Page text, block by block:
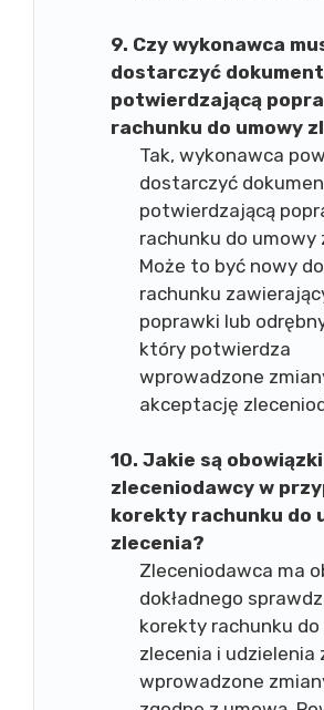
9. Czy wykonawca
dostarczyć
potwierdzającą
rachunku do umowy
Tak, wykonawca
dostarczyć
potwierdzającą
rachunku do umowy
Może to być nowy
rachunku
poprawki lub
który potwierdza
wprowadzone
akceptację
10. Jakie są obowiązki
zleceniodawcy w
korekty rachunku do
zlecenia?
Zleceniodawca ma
dokładnego
korekty rachunku
zlecenia i udzielenia
wprowadzone